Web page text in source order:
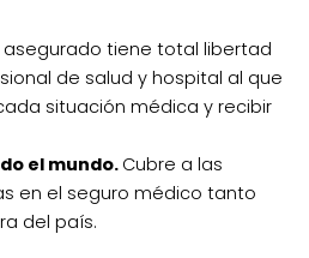
asegurado tiene total libertad
de salud y hospital al que
situación médica y recibir
el mundo.Cubre a las
en el seguro médico tanto
del país.